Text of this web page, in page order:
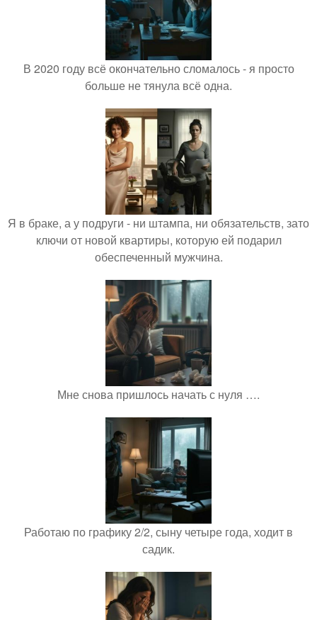
В 2020 году всё окончательно сломалось - я просто
больше не тянула всё одна.
Я в браке, а у подруги - ни штампа, ни обязательств, зато
ключи от новой квартиры, которую ей подарил
обеспеченный мужчина.
Мне снова пришлось начать с нуля ….
Работаю по графику 2/2, сыну четыре года, ходит в
садик.